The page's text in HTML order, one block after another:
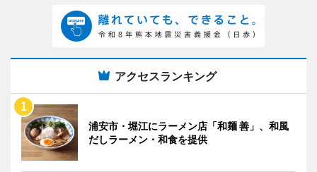
アクセスランキング
浦安市・堀江にラーメン店「和麺 善」、和風
だしラーメン・和食を提供